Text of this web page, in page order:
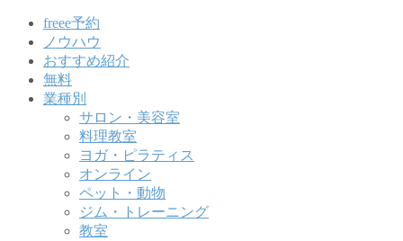
freee予約
ノウハウ
おすすめ紹介
無料
業種別
サロン・美容室
料理教室
ヨガ・ピラティス
オンライン
ペット・動物
ジム・トレーニング
教室